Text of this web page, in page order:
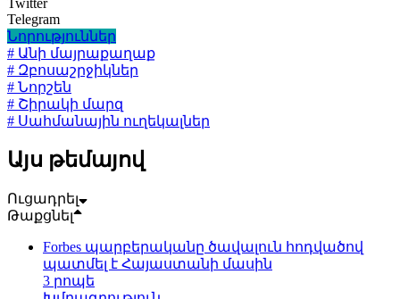
Twitter
Telegram
Նորություններ
# Անի մայրաքաղաք
# Զբոսաշրջիկներ
# Նորշեն
# Շիրակի մարզ
# Սահմանային ուղեկալներ
Այս թեմայով
Ուցադրել
Թաքցնել
Forbes պարբերականը ծավալուն հոդվածով
պատմել է Հայաստանի մասին
3 րոպե